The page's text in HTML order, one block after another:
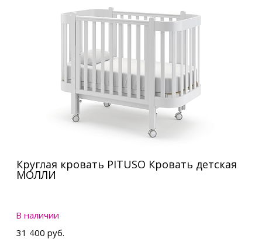
Круглая кровать PITUSO Кровать детская
МОЛЛИ
В наличии
31 400 руб.